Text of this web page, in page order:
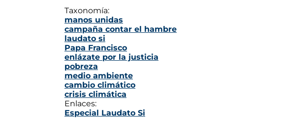
Taxonomía:
manos unidas
campaña contar el hambre
laudato si
Papa Francisco
enlázate por la justicia
pobreza
medio ambiente
cambio climático
crisis climática
Enlaces:
Especial Laudato Si